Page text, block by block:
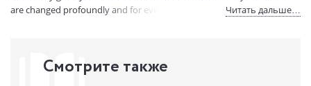
В продаже с:
23.03.2015
are changed profoundly and for ever. "It takes my breath away". (Ruth
cerebral and impeccably controlled...ferociously well-
paced...remarkably powerful". ("The New York Times"). Donna Tartt
Читать дальше…
Смотрите также